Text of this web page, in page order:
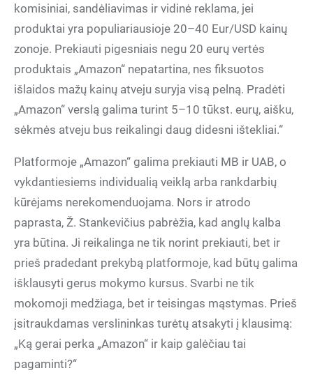
komisiniai, sandėliavimas ir vidinė reklama, jei
produktai yra populiariausioje 20–40 Eur/USD kainų
zonoje. Prekiauti pigesniais negu 20 eurų vertės
produktais „Amazon“ nepatartina, nes fiksuotos
išlaidos mažų kainų atveju suryja visą pelną. Pradėti
„Amazon“ verslą galima turint 5–10 tūkst. eurų, aišku,
sėkmės atveju bus reikalingi daug didesni ištekliai.“
Platformoje „Amazon“ galima prekiauti MB ir UAB, o
vykdantiesiems individualią veiklą arba rankdarbių
kūrėjams nerekomenduojama. Nors ir atrodo
paprasta, Ž. Stankevičius pabrėžia, kad anglų kalba
yra būtina. Ji reikalinga ne tik norint prekiauti, bet ir
prieš pradedant prekybą platformoje, kad būtų galima
išklausyti gerus mokymo kursus. Svarbi ne tik
mokomoji medžiaga, bet ir teisingas mąstymas. Prieš
įsitraukdamas verslininkas turėtų atsakyti į klausimą:
„Ką gerai perka „Amazon“ ir kaip galėčiau tai
pagaminti?“